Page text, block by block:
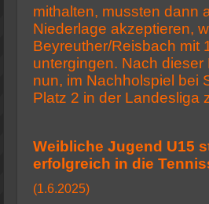
mithalten, mussten dann
Niederlage akzeptieren,
Beyreuther/Reisbach mit
untergingen. Nach dieser
nun, im Nachholspiel bei
Platz 2 in der Landesliga
Weibliche Jugend U15
erfolgreich in die
(1.6.2025)